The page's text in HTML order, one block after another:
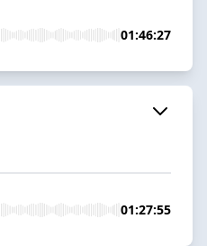
01:46:27
01:27:55